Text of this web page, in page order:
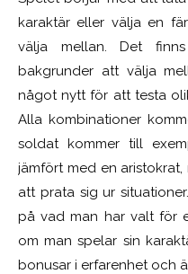
karaktär eller välja en
välja mellan. Det
bakgrunder att välja
något nytt för att testa
Alla kombinationer
soldat kommer till
jämfört med en
att prata sig ur
på vad man har valt för
om man spelar sin
bonusar i erfarenhet och